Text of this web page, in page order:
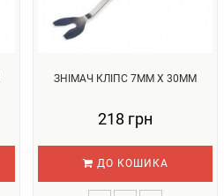
ЗНІМАЧ КЛІПС 7ММ Х 30ММ
218 грн
ДО КОШИКА